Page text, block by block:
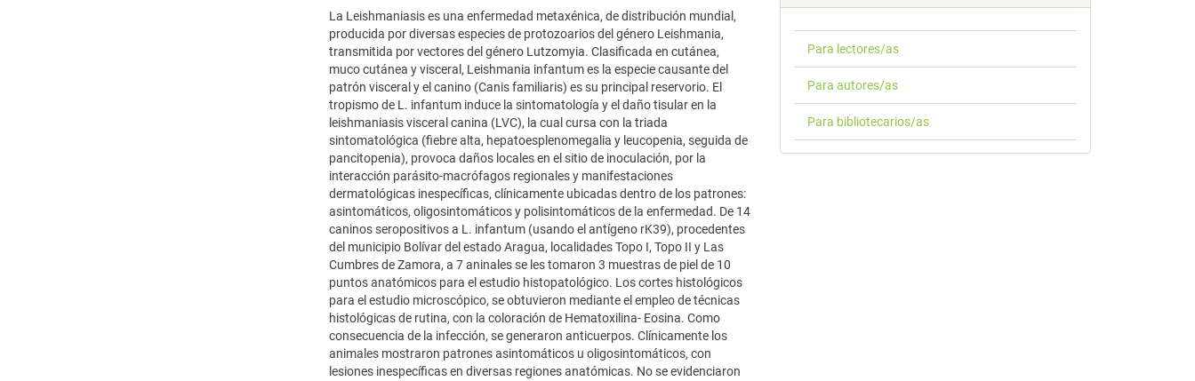
La Leishmaniasis es una enfermedad metaxénica, de distribución mundial,
producida por diversas especies de protozoarios del género Leishmania,
transmitida por vectores del género Lutzomyia. Clasificada en cutánea,
muco cutánea y visceral, Leishmania infantum es la especie causante del
patrón visceral y el canino (Canis familiaris) es su principal reservorio. El
tropismo de L. infantum induce la sintomatología y el daño tisular en la
leishmaniasis visceral canina (LVC), la cual cursa con la triada
sintomatológica (fiebre alta, hepatoesplenomegalia y leucopenia, seguida de
pancitopenia), provoca daños locales en el sitio de inoculación, por la
interacción parásito-macrófagos regionales y manifestaciones
dermatológicas inespecíficas, clínicamente ubicadas dentro de los patrones:
asintomáticos, oligosintomáticos y polisintomáticos de la enfermedad. De 14
caninos seropositivos a L. infantum (usando el antígeno rK39), procedentes
del municipio Bolívar del estado Aragua, localidades Topo I, Topo II y Las
Cumbres de Zamora, a 7 aninales se les tomaron 3 muestras de piel de 10
puntos anatómicos para el estudio histopatológico. Los cortes histológicos
para el estudio microscópico, se obtuvieron mediante el empleo de técnicas
histológicas de rutina, con la coloración de Hematoxilina- Eosina. Como
consecuencia de la infección, se generaron anticuerpos. Clínicamente los
animales mostraron patrones asintomáticos u oligosintomáticos, con
lesiones inespecíficas en diversas regiones anatómicas. No se evidenciaron
Para lectores/as
Para autores/as
Para bibliotecarios/as